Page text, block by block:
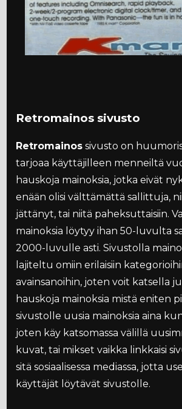
Retromainos sivusto
Retromainos sivusto on
tarjoaa käyttäjilleen menneiltä
hauskoja mainoksia, jotka eivät
enään olisi välttämättä sallittuja,
jättänyt, tai niitä paheksuttaisiin.
mainoksia löytyy ihan 50-luvulta
2000-luvulle asti. Sivustolla
lajiteltu omiin erilaisiin
avainsanoihin, joten voit katsella
hauskoja mainoksia mistä eniten
sivustolle uusia mainoksia aina
joten käy katsomassa välillä
kuvat, tai mikset vaikka linkkaisi
sitä sosiaalisessa mediassa, jotta
käyttäjät löytävät sivustolle.